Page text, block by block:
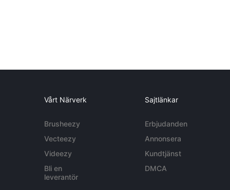
Vårt Närverk
Brusheezy
Vecteezy
Videezy
Bli en
leverantör
Sajtlänkar
Erbjudanden
Annonsera
Kundtjänst
DMCA